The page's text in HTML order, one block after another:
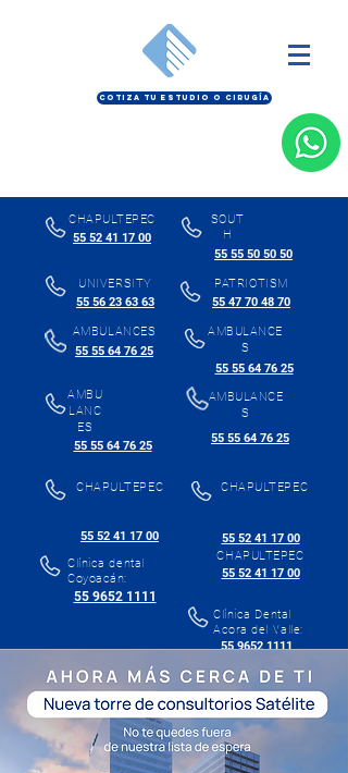
COTIZA TU ESTUDIO O CIRUGÍA
CHAPULTEPEC
55 52 41 17 00
SOUT
H
55 55 50 50 50
UNIVERSITY
55 56 23 63 63
55 47 70 48 70
PATRIOTISM
AMBULANCES
55 55 64 76 25
AMBULANCE
S
55 55 64 76 25
AMBU
LANC
ES
55 55 64 76 25
AMBULANCE
S
55 55 64 76 25
CHAPULTEPEC
55 52 41 17 00
Clínica dental
Coyoacán:
55 9652 1111
CHAPULTEPEC
55 52 41 17 00
CHAPULTEPEC
55 52 41 17 00
Clínica Dental
Acora del Valle:
55 9652 1111